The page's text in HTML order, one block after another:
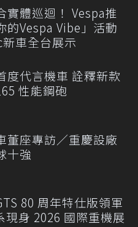
實體巡迴！ Vespa推
的Vespa Vibe」活動
車全台展示
度代言機車 詮釋新款
性能鋼砲
董座專訪／重慶設廠
十強
80 周年特仕版領軍
現身 2026 國際重機展